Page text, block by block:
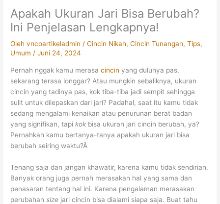
Apakah Ukuran Jari Bisa Berubah?
Ini Penjelasan Lengkapnya!
Olehvncoartikeladmin/Cincin Nikah,Cincin Tunangan,Tips,
Umum /Juni 24, 2024
Pernah nggak kamu merasacincin yang dulunya pas,
sekarang terasa longgar? Atau mungkin sebaliknya, ukuran
cincin yang tadinya pas, kok tiba-tiba jadi sempit sehingga
sulit untuk dilepaskan dari jari? Padahal, saat itu kamu tidak
sedang mengalami kenaikan atau penurunan berat badan
yang signifikan, tapikok bisa ukuran jari cincin berubah, ya?
Pernahkah kamu bertanya-tanya apakah ukuran jari bisa
berubah seiring waktu?Â
Tenang saja dan jangan khawatir, karena kamu tidak sendirian.
Banyak orang juga pernah merasakan hal yang sama dan
penasaran tentang hal ini. Karena pengalaman merasakan
perubahan size jari cincin bisa dialami siapa saja. Buat tahu